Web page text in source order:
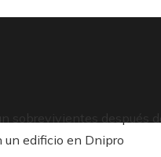
sobrevivientes después
un edificio en Dnipro